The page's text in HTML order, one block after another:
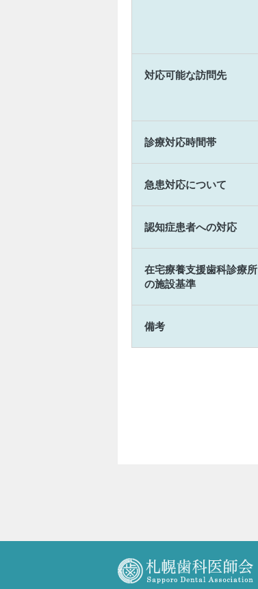
対応可能な訪問先
診療対応時間帯
急患対応について
認知症患者への対応
在宅療養支援歯科診療所
の施設基準
備考